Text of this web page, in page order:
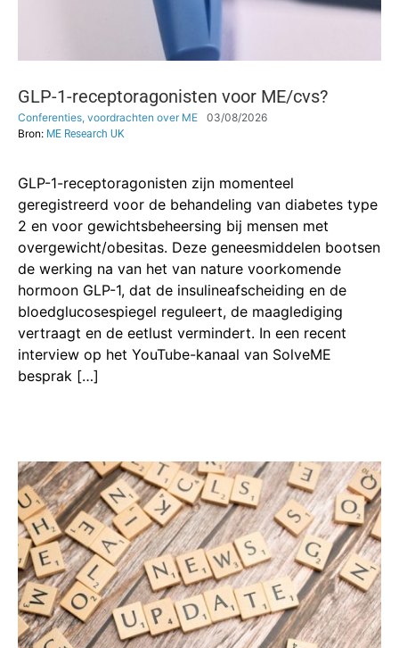
GLP-1-receptoragonisten voor ME/cvs?
Conferenties, voordrachten over ME
03/08/2026
Bron: ME Research UK
GLP-1-receptoragonisten zijn momenteel
geregistreerd voor de behandeling van diabetes type
2 en voor gewichtsbeheersing bij mensen met
overgewicht/obesitas. Deze geneesmiddelen bootsen
de werking na van het van nature voorkomende
hormoon GLP-1, dat de insulineafscheiding en de
bloedglucosespiegel reguleert, de maaglediging
vertraagt ​​en de eetlust vermindert. In een recent
interview op het YouTube-kanaal van SolveME
besprak […]